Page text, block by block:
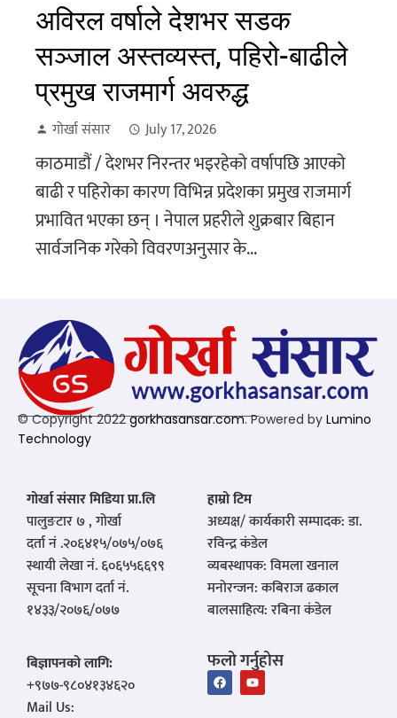
अविरल वर्षाले देशभर सडक
सञ्जाल अस्तव्यस्त, पहिरो-बाढीले
प्रमुख राजमार्ग अवरुद्ध
गोर्खा संसार July 17, 2026
काठमाडौं / देशभर निरन्तर भइरहेको वर्षापछि आएको
बाढी र पहिरोका कारण विभिन्न प्रदेशका प्रमुख राजमार्ग
प्रभावित भएका छन् । नेपाल प्रहरीले शुक्रबार बिहान
सार्वजनिक गरेको विवरणअनुसार के...
© Copyright 2022gorkhasansar.com. Powered by Lumino
Technology
गोर्खा संसार मिडिया प्रा.लि
पालुङटार ७ , गोर्खा
दर्ता नं .२०६४१५/०७५/०७६
स्थायी लेखा नं. ६०६५५६६९९
सूचना विभाग दर्ता नं.
१४३३/२०७६/०७७
हाम्रो टिम
अध्यक्ष/ कार्यकारी सम्पादक: डा.
रविन्द्र कंडेल
व्यबस्थापक: विमला खनाल
मनोरन्जन: कबिराज ढकाल
बालसाहित्य: रबिना कंडेल
बिज्ञापनको लागि:
‪+९७७-९८०४१३४६२०‬
Mail Us:
फलो गर्नुहोस